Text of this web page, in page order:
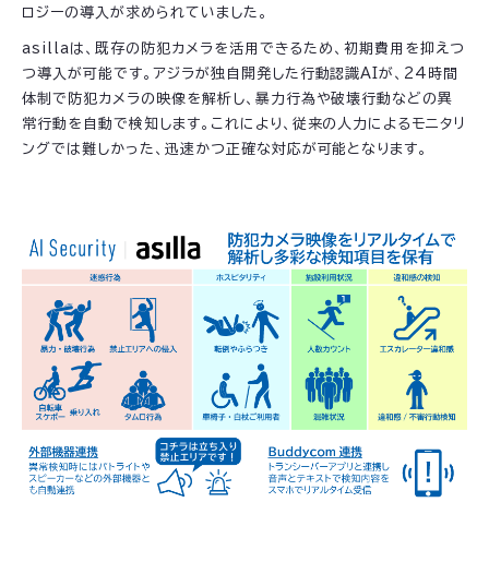
ロジーの導入が求められていました。
asillaは、既存の防犯カメラを活用できるため、初期費用を抑えつ
つ導入が可能です。アジラが独自開発した行動認識AIが、24時間
体制で防犯カメラの映像を解析し、暴力行為や破壊行動などの異
常行動を自動で検知します。これにより、従来の人力によるモニタリ
ングでは難しかった、迅速かつ正確な対応が可能となります。